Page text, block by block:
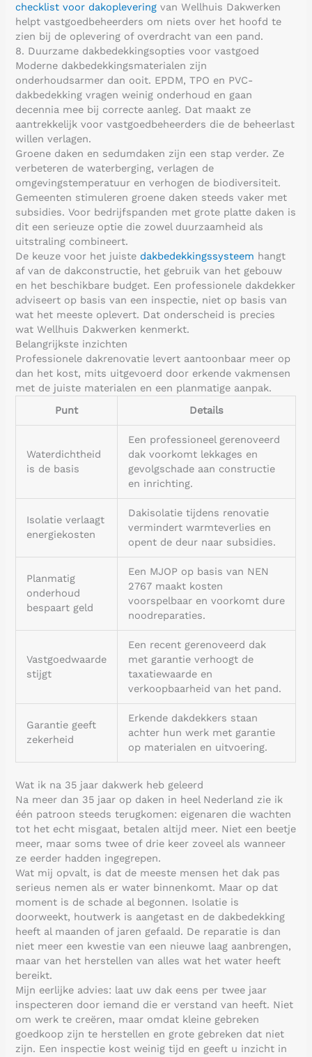
checklist voor dakoplevering van Wellhuis Dakwerken
helpt vastgoedbeheerders om niets over het hoofd te
zien bij de oplevering of overdracht van een pand.
8. Duurzame dakbedekkingsopties voor vastgoed
Moderne dakbedekkingsmaterialen zijn
onderhoudsarmer dan ooit. EPDM, TPO en PVC-
dakbedekking vragen weinig onderhoud en gaan
decennia mee bij correcte aanleg. Dat maakt ze
aantrekkelijk voor vastgoedbeheerders die de beheerlast
willen verlagen.
Groene daken en sedumdaken zijn een stap verder. Ze
verbeteren de waterberging, verlagen de
omgevingstemperatuur en verhogen de biodiversiteit.
Gemeenten stimuleren groene daken steeds vaker met
subsidies. Voor bedrijfspanden met grote platte daken is
dit een serieuze optie die zowel duurzaamheid als
uitstraling combineert.
De keuze voor het juistedakbedekkingssysteem hangt
af van de dakconstructie, het gebruik van het gebouw
en het beschikbare budget. Een professionele dakdekker
adviseert op basis van een inspectie, niet op basis van
wat het meeste oplevert. Dat onderscheid is precies
wat Wellhuis Dakwerken kenmerkt.
Belangrijkste inzichten
Professionele dakrenovatie levert aantoonbaar meer op
dan het kost, mits uitgevoerd door erkende vakmensen
met de juiste materialen en een planmatige aanpak.
Punt
Details
Waterdichtheid
is de basis
Een professioneel gerenoveerd
dak voorkomt lekkages en
gevolgschade aan constructie
en inrichting.
Isolatie verlaagt
energiekosten
Dakisolatie tijdens renovatie
vermindert warmteverlies en
opent de deur naar subsidies.
Planmatig
onderhoud
bespaart geld
Een MJOP op basis van NEN
2767 maakt kosten
voorspelbaar en voorkomt dure
noodreparaties.
Vastgoedwaarde
stijgt
Een recent gerenoveerd dak
met garantie verhoogt de
taxatiewaarde en
verkoopbaarheid van het pand.
Garantie geeft
zekerheid
Erkende dakdekkers staan
achter hun werk met garantie
op materialen en uitvoering.
Wat ik na 35 jaar dakwerk heb geleerd
Na meer dan 35 jaar op daken in heel Nederland zie ik
één patroon steeds terugkomen: eigenaren die wachten
tot het echt misgaat, betalen altijd meer. Niet een beetje
meer, maar soms twee of drie keer zoveel als wanneer
ze eerder hadden ingegrepen.
Wat mij opvalt, is dat de meeste mensen het dak pas
serieus nemen als er water binnenkomt. Maar op dat
moment is de schade al begonnen. Isolatie is
doorweekt, houtwerk is aangetast en de dakbedekking
heeft al maanden of jaren gefaald. De reparatie is dan
niet meer een kwestie van een nieuwe laag aanbrengen,
maar van het herstellen van alles wat het water heeft
bereikt.
Mijn eerlijke advies: laat uw dak eens per twee jaar
inspecteren door iemand die er verstand van heeft. Niet
om werk te creëren, maar omdat kleine gebreken
goedkoop zijn te herstellen en grote gebreken dat niet
zijn. Een inspectie kost weinig tijd en geeft u inzicht in